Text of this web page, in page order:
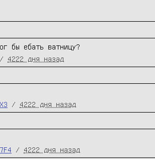
бы ебать ватницу?
/ 4222 дня назад
/ 4222 дня назад
/ 4222 дня назад